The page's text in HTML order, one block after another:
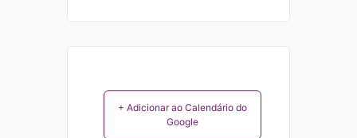
+ Adicionar ao Calendário do
Google